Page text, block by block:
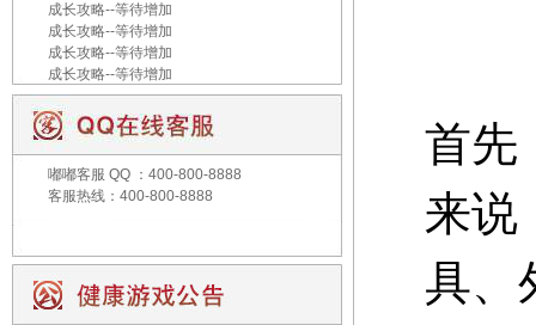
成长攻略--等待增加
成长攻略--等待增加
成长攻略--等待增加
成长攻略--等待增加
嘟嘟客服 QQ ：400-800-8888
客服热线：400-800-8888
首先
来说
具、